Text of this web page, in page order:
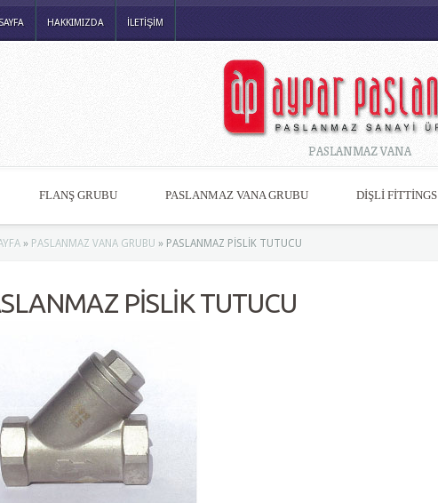
HAKKIMIZDA İLETİŞİM
PASLANMAZ VANA
FLANŞ GRUBU PASLANMAZ VANA GRUBU DİŞLİ FİTTİNGS
» PASLANMAZ VANA GRUBU » PASLANMAZ PİSLİK TUTUCU
PİSLİK TUTUCU